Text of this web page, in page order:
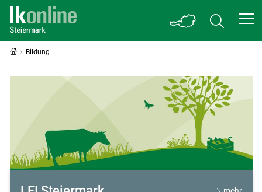
Bildung